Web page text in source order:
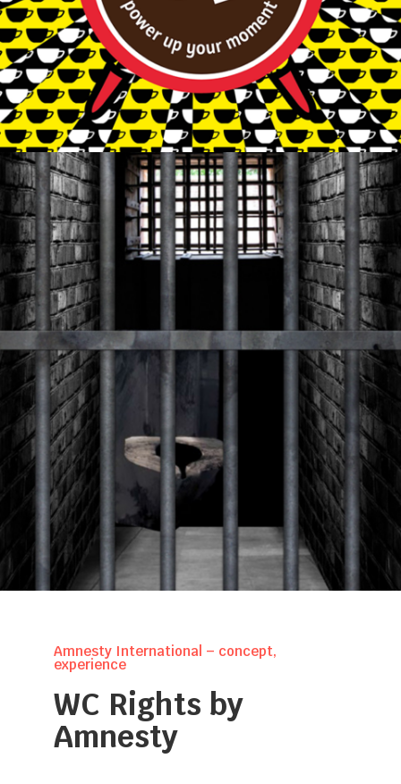
Amnesty International – concept,
experience
WC Rights by
Amnesty